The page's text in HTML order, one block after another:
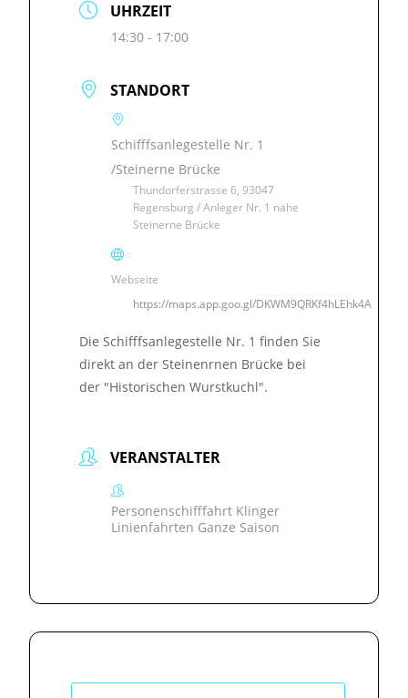
UHRZEIT
14:30 - 17:00
STANDORT
Schifffsanlegestelle Nr. 1
/Steinerne Brücke
Thundorferstrasse 6, 93047
Regensburg / Anleger Nr. 1 nähe
Steinerne Brücke
Webseite
https://maps.app.goo.gl/DKWM9QRKf4hLEhk4A
Die Schifffsanlegestelle Nr. 1 finden Sie
direkt an der Steinenrnen Brücke bei
der "Historischen Wurstkuchl".
VERANSTALTER
Personenschifffahrt Klinger
Linienfahrten Ganze Saison